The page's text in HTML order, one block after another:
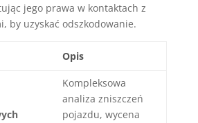
jego prawa w kontaktach z
by uzyskać odszkodowanie.
Opis
Kompleksowa
analiza zniszczeń
pojazdu, wycena